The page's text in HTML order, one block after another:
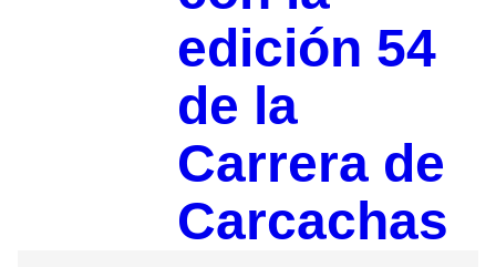
edición 54
de la
Carrera de
Carcachas